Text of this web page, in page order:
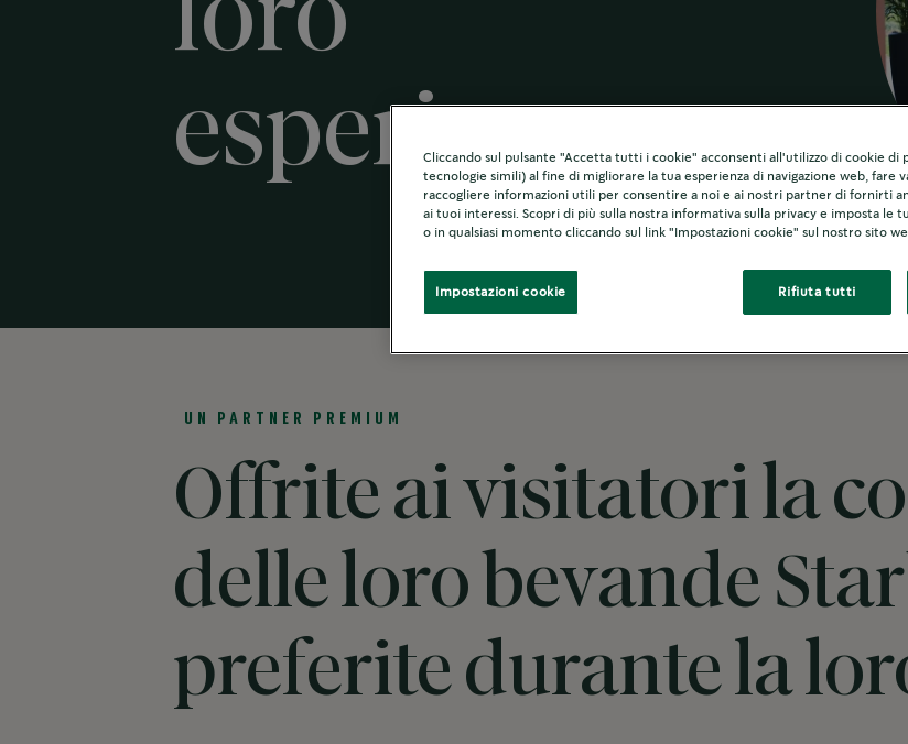
loro
esperienza
UN PARTNER PREMIUM
Offrite ai visitatori la
delle loro bevande
preferite durante la
Cliccando sul pulsante "Accetta tutti i cookie" acconsenti all'utilizzo di cookie di
tecnologie simili) al fine di migliorare la tua esperienza di navigazione web, fare
raccogliere informazioni utili per consentire a noi e ai nostri partner di fornirti
ai tuoi interessi. Scopri di più sulla nostra informativa sulla privacy e imposta le
o in qualsiasi momento cliccando sul link "Impostazioni cookie" sul nostro sito
Rifiuta tutti
Impostazioni cookie